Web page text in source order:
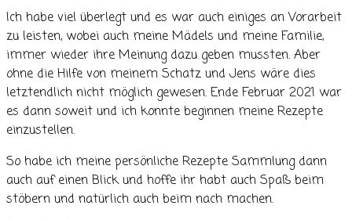
Ich habe viel überlegt und es war auch einiges an Vorarbeit
zu leisten, wobei auch meine Mädels und meine Familie,
immer wieder ihre Meinung dazu geben mussten. Aber
ohne die Hilfe von meinem Schatz und Jens wäre dies
letztendlich nicht möglich gewesen. Ende Februar 2021 war
es dann soweit und ich konnte beginnen meine Rezepte
einzustellen.
So habe ich meine persönliche Rezepte Sammlung dann
auch auf einen Blick und hoffe ihr habt auch Spaß beim
stöbern und natürlich auch beim nach machen.